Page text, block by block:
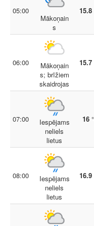
05:00
Mākoņain
s
15.8
06:00
Mākoņain
s; brīžiem
skaidrojas
15.7
07:00
Iespējams
neliels
lietus
16
08:00
Iespējams
neliels
lietus
16.9